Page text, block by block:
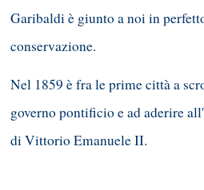
Garibaldi è giunto a noi in
conservazione.
Nel 1859 è fra le prime città a
governo pontificio e ad aderire
di Vittorio Emanuele II.